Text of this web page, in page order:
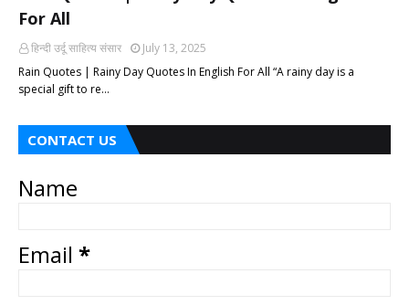
For All
हिन्दी ‎उर्दू ‎साहित्य ‎संसार
July 13, 2025
Rain Quotes | Rainy Day Quotes In English For All “A rainy day is a
special gift to re…
CONTACT US
Name
Email *